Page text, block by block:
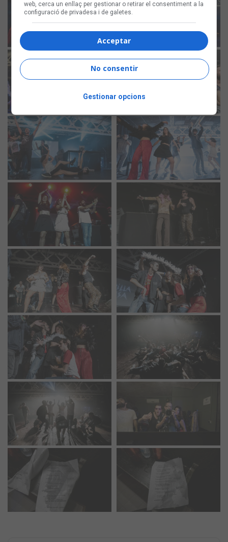
web, cerca un enllaç per gestionar o retirar el consentiment a la
configuració de privadesa i de galetes.
Acceptar
No consentir
Gestionar opcions